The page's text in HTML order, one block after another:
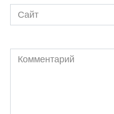
Сайт
Комментарий